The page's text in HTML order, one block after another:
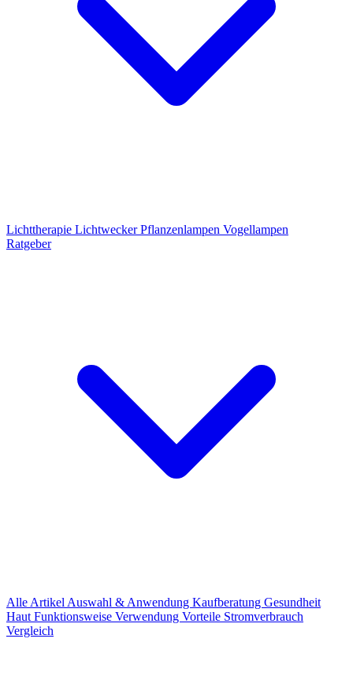
Lichttherapie LichtweckerPflanzenlampen Vogellampen
Ratgeber
Alle Artikel Auswahl & Anwendung Kaufberatung Gesundheit
Haut Funktionsweise Verwendung Vorteile Stromverbrauch
Vergleich